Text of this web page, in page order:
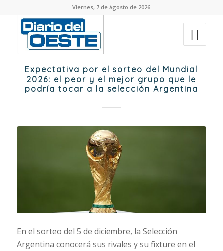
Viernes, 7 de Agosto de 2026
Expectativa por el sorteo del Mundial
2026: el peor y el mejor grupo que le
podría tocar a la selección Argentina
En el sorteo del 5 de diciembre, la Selección
Argentina conocerá sus rivales y su fixture en el